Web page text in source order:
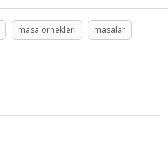
masa örnekleri masalar